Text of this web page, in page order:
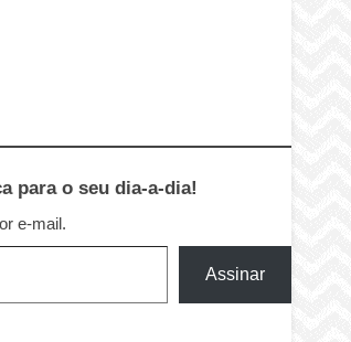
para o seu dia-a-dia!
e-mail.
Assinar